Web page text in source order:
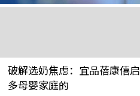
破解选奶焦虑：宜品蓓康僖
多母婴家庭的